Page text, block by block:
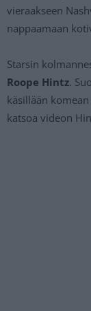
vieraakseen
nappaamaan
Starsin
Roope Hintz.
käsillään
katsoa videon